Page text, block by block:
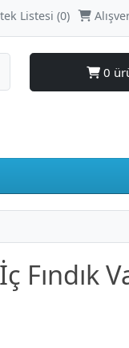
Listesi (0)
0
Fındık